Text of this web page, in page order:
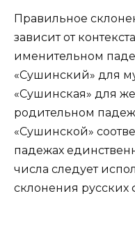
Правильное
зависит от
именительном
«Сушинский» для
«Сушинская» для
родительном
«Сушинской»
падежах
числа следует
склонения